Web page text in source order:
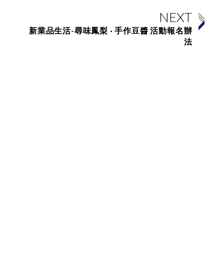
NEXT
新業品生活-尋味鳳梨 · 手作豆醬 活動報名辦
法